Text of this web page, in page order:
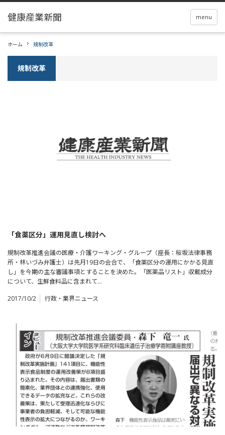
menu
ホーム 規制改革
規制改革
「食薬区分」運用見直し検討へ
規制改革推進会議の医療・介護ワーキング・グループ（座長：桜坂法律事務
所・林いづみ弁護士）は先月19日の会合で、「食薬区分の運用にかかる見直
し」を今期の主な審議事項とすることを決めた。「医薬品リスト」収載成分
について、生鮮食料品に含まれて…
2017/10/2
行政・業界ニュース